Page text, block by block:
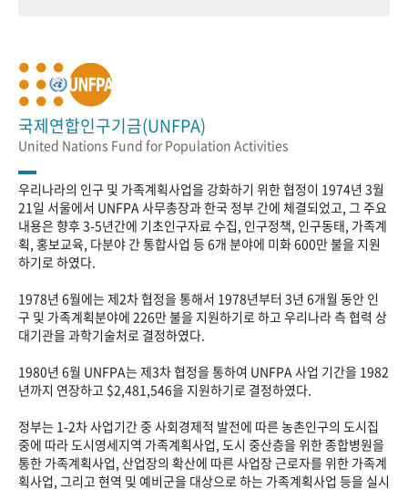
국제연합인구기금(UNFPA)
United Nations Fund for Population Activities
우리나라의 인구 및 가족계획사업을 강화하기 위한 협정이 1974년 3월
21일 서울에서 UNFPA 사무총장과 한국 정부 간에 체결되었고, 그 주요
내용은 향후 3-5년간에 기초인구자료 수집, 인구정책, 인구동태, 가족계
획, 홍보교육, 다분야 간 통합사업 등 6개 분야에 미화 600만 불을 지원
하기로 하였다.
1978년 6월에는 제2차 협정을 통해서 1978년부터 3년 6개월 동안 인
구 및 가족계획분야에 226만 불을 지원하기로 하고 우리나라 측 협력 상
대기관을 과학기술처로 결정하였다.
1980년 6월 UNFPA는 제3차 협정을 통하여 UNFPA 사업 기간을 1982
년까지 연장하고 $2,481,546을 지원하기로 결정하였다.
정부는 1-2차 사업기간 중 사회경제적 발전에 따른 농촌인구의 도시집
중에 따라 도시영세지역 가족계획사업, 도시 중산층을 위한 종합병원을
통한 가족계획사업, 산업장의 확산에 따른 사업장 근로자를 위한 가족계
획사업, 그리고 현역 및 예비군을 대상으로 하는 가족계획사업 등을 실시